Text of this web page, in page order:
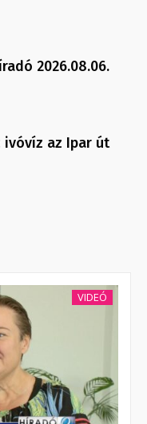
2026.08.06.
ivóvíz az Ipar út
VIDEÓ